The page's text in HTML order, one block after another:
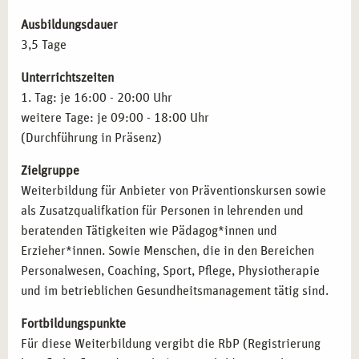
Kursangebote für Einzelpersonen und Gruppen.
WER PROFITIERT AM MEISTEN VON DER
STUTTGART?
Die Weiterbildung richtet sich an Fachkräfte, die
integrieren oder eigenständig weitergeben möchten:
Lehrkräfte und Pädagog*innen, die
Stresspräventionsmaßnahmen im Bildungsbereich
anwenden möchten.
Coaches und Trainer*innen, die ihre Klient*innen
gezielt bei der Entwicklung effektiver
Fachkräfte im betrieblichen Gesundheitsmanagement
die Unternehmen bei der Implementierung von
Ausbildungsdauer
3,5 Tage
Unterrichtszeiten
1. Tag: je 16:00 - 20:00 Uhr
weitere Tage: je 09:00 - 18:00 Uhr
(Durchführung in Präsenz)
Zielgruppe
Weiterbildung für Anbieter von Präventionskursen sowie
als Zusatzqualifkation für Personen in lehrenden und
beratenden Tätigkeiten wie Pädagog*innen und
Erzieher*innen. Sowie Menschen, die in den Bereichen
Personalwesen, Coaching, Sport, Pflege, Physiotherapie
und im betrieblichen Gesundheitsmanagement tätig sind.
Fortbildungspunkte
Für diese Weiterbildung vergibt die RbP (Registrierung